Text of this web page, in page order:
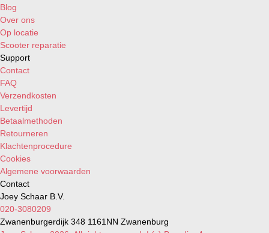
Blog
Over ons
Op locatie
Scooter reparatie
Support
Contact
FAQ
Verzendkosten
Levertijd
Betaalmethoden
Retourneren
Klachtenprocedure
Cookies
Algemene voorwaarden
Contact
Joey Schaar B.V.
020-3080209
Zwanenburgerdijk 348 1161NN Zwanenburg